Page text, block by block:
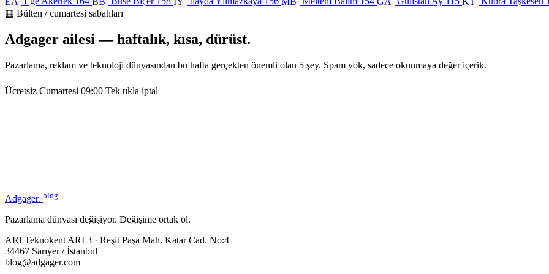
▦ Bülten / cumartesi sabahları
Adgager ailesi — haftalık, kısa, dürüst.
Pazarlama, reklam ve teknoloji dünyasından bu hafta gerçekten önemli olan 5 şey. Spam yok, sadece okunmaya değer içerik.
Ücretsiz Cumartesi 09:00 Tek tıkla iptal
Adgager. blog
Pazarlama dünyası değişiyor. Değişime ortak ol.
ARI Teknokent ARI 3 · Reşit Paşa Mah. Katar Cad. No:4
34467 Sarıyer / İstanbul
blog@adgager.com